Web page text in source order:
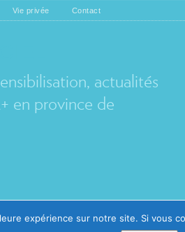
Vie privée Contact
actualités
en province de
expérience sur notre site. Si vous